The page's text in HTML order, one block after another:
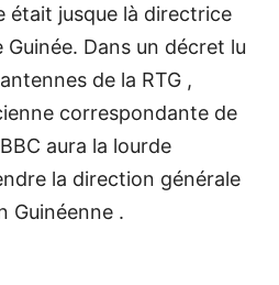
était jusque là directrice
Guinée. Dans un décret lu
de la RTG ,
correspondante de
aura la lourde
la direction générale
Guinéenne .